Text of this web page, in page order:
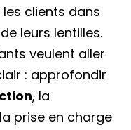
clients dans
leurs lentilles.
veulent aller
: approfondir
, la
prise en charge